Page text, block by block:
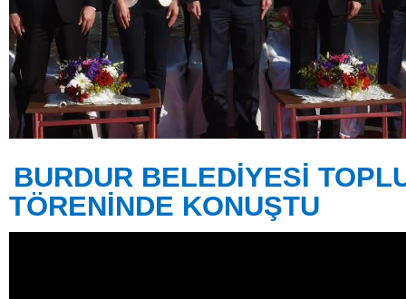
BURDUR BELEDİYESİ
TÖRENİNDE KONUŞTU